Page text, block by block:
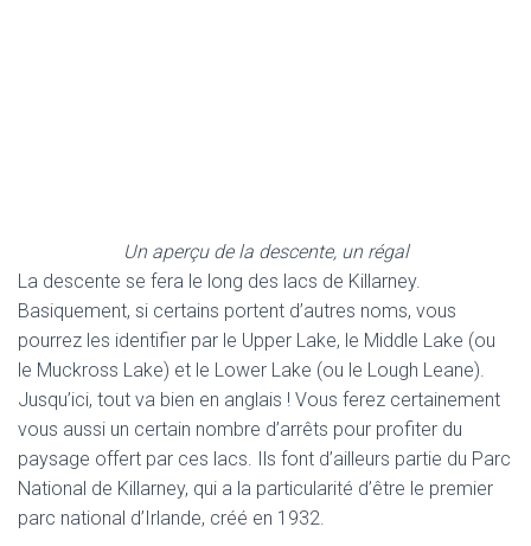
Un aperçu de la descente, un régal
La descente se fera le long des lacs de Killarney.
Basiquement, si certains portent d’autres noms, vous
pourrez les identifier par le Upper Lake, le Middle Lake (ou
le Muckross Lake) et le Lower Lake (ou le Lough Leane).
Jusqu’ici, tout va bien en anglais ! Vous ferez certainement
vous aussi un certain nombre d’arrêts pour profiter du
paysage offert par ces lacs. Ils font d’ailleurs partie du Parc
National de Killarney, qui a la particularité d’être le premier
parc national d’Irlande, créé en 1932.